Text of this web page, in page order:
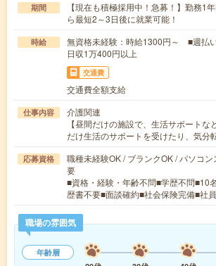
期間
【現在も積極採用中！急募！】勤務1
ら最短2～3日後に就業可能！
時給
無資格未経験：時給1300円～ ■週
日収1万400円以上
交通費
交通費全額支給
仕事内容
介護関連
【昼間だけの施設で、生活サポートな
だけ生活のサポートを受けたり、気分
応募資格
職種未経験OK / ブランクOK / パソコ
要
■資格・経験・年齢不問■学歴不問■10
歴書不要■面談確約■社会保険完備■社
職場の雰囲気
年齢層